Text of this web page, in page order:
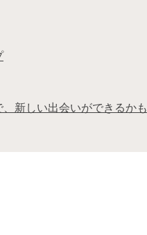
新しい出会いができるかも